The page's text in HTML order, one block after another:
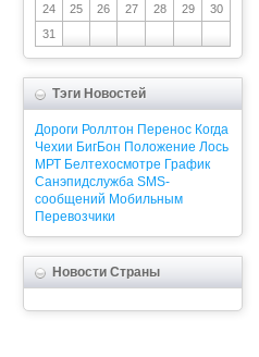
24
25 26 27 28 29
30
31
Тэги Новостей
Дороги Роллтон Перенос Когда
Чехии БигБон Положение Лось
МРТ Белтехосмотре График
Санэпидслужба SMS-
сообщений Мобильным
Перевозчики
Новости Страны